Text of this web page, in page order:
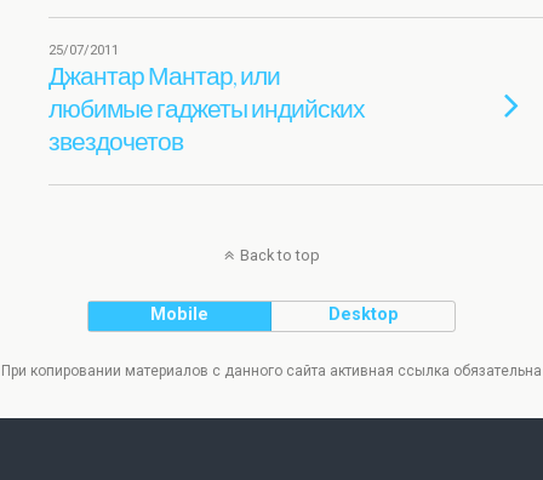
25/07/2011
Джантар Мантар, или
любимые гаджеты индийских
звездочетов
Back to top
Mobile Desktop
При копировании материалов с данного сайта активная ссылка обязательна